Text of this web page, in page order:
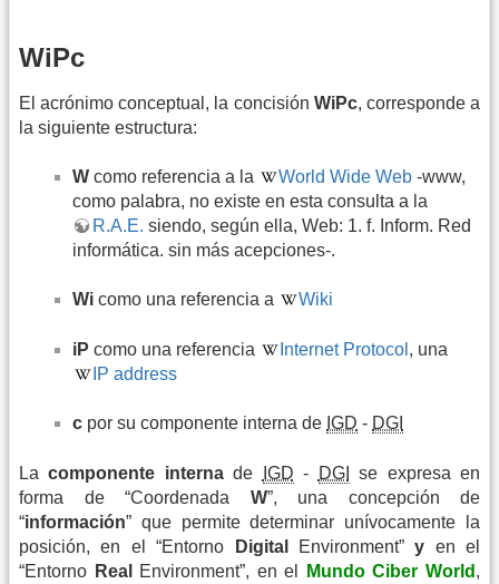
WiPc
El acrónimo conceptual, la concisión WiPc, corresponde a
la siguiente estructura:
W como referencia a la World Wide Web -www,
como palabra, no existe en esta consulta a la
R.A.E. siendo, según ella, Web: 1. f. Inform. Red
informática. sin más acepciones-.
Wi como una referencia a Wiki
iP como una referencia Internet Protocol , una
IP address
c por su componente interna de IGD - DGI
Lacomponente internade IGD - DGI
se expresa en
forma de “Coordenada W”, una concepción de
“información” que permite determinar unívocamente la
posición, en el “Entorno
Digital Environment”y en el
“Entorno Real Environment”, en el Mundo Ciber World ,